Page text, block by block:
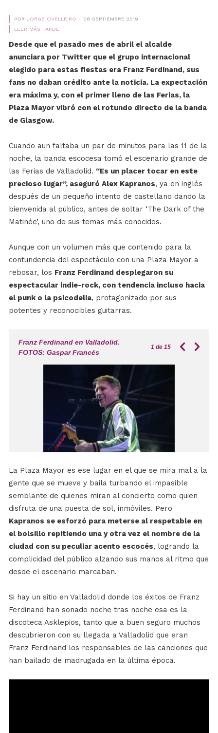
POR JORGE OVELLEIRO
08 SEPTIEMBRE 2019
LEER MÁS TARDE
Desde que el pasado mes de abril el alcalde
anunciara por Twitter que el grupo internacional
elegido para estas fiestas era Franz Ferdinand, sus
fans no daban crédito ante la noticia. La expectación
era máxima y, con el primer lleno de las Ferias, la
Plaza Mayor vibró con el rotundo directo de la banda
de Glasgow.
Cuando aun faltaba un par de minutos para las 11 de la
noche, la banda escocesa tomó el escenario grande de
las Ferias de Valladolid. “Es un placer tocar en este
precioso lugar”, aseguró Alex Kapranos, ya en inglés
después de un pequeño intento de castellano dando la
bienvenida al público, antes de soltar ‘The Dark of the
Matinée’, uno de sus temas más conocidos.
Aunque con un volumen más que contenido para la
contundencia del espectáculo con una Plaza Mayor a
rebosar, los Franz Ferdinand desplegaron su
espectacular indie-rock, con tendencia incluso hacia
el punk o la psicodelia, protagonizado por sus
potentes y reconocibles guitarras.
Franz Ferdinand en Valladolid.
FOTOS: Gaspar Francés
1 de 15
La Plaza Mayor es ese lugar en el que se mira mal a la
gente que se mueve y baila turbando el impasible
semblante de quienes miran al concierto como quien
disfruta de una puesta de sol, inmóviles. Pero
Kapranos se esforzó para meterse al respetable en
el bolsillo repitiendo una y otra vez el nombre de la
ciudad con su peculiar acento escocés, logrando la
complicidad del público alzando sus manos al ritmo que
desde el escenario marcaban.
Si hay un sitio en Valladolid donde los éxitos de Franz
Ferdinand han sonado noche tras noche esa es la
discoteca Asklepios, tanto que a buen seguro muchos
descubrieron con su llegada a Valladolid que eran
Franz Ferdinand los responsables de las canciones que
han bailado de madrugada en la última época.